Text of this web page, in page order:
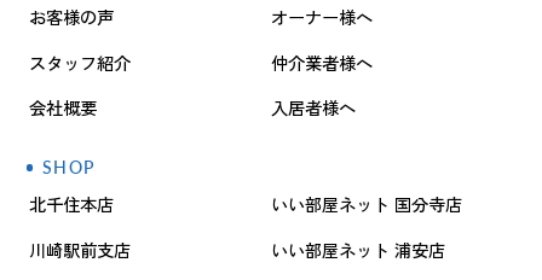
お客様の声
スタッフ紹介
会社概要
オーナー様へ
仲介業者様へ
入居者様へ
SHOP
北千住本店
川崎駅前支店
いい部屋ネット 国分寺店
いい部屋ネット 浦安店